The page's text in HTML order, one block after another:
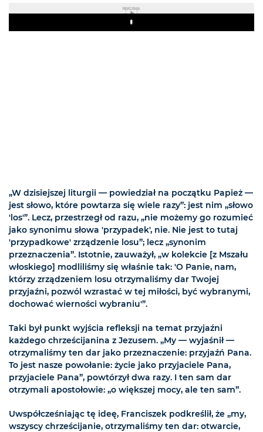
REKLAMA
Play
„W dzisiejszej liturgii — powiedział na początku Papież —
jest słowo, które powtarza się wiele razy”: jest nim „słowo
'los'”. Lecz, przestrzegł od razu, „nie możemy go rozumieć
jako synonimu słowa 'przypadek', nie. Nie jest to tutaj
'przypadkowe' zrządzenie losu”; lecz „synonim
przeznaczenia”. Istotnie, zauważył, „w kolekcie [z Mszału
włoskiego] modliliśmy się właśnie tak: 'O Panie, nam,
którzy zrządzeniem losu otrzymaliśmy dar Twojej
przyjaźni, pozwól wzrastać w tej miłości, być wybranymi,
dochować wierności wybraniu'”.
Taki był punkt wyjścia refleksji na temat przyjaźni
każdego chrześcijanina z Jezusem. „My — wyjaśnił —
otrzymaliśmy ten dar jako przeznaczenie: przyjaźń Pana.
To jest nasze powołanie: życie jako przyjaciele Pana,
przyjaciele Pana”, powtórzył dwa razy. I ten sam dar
otrzymali apostołowie: „o większej mocy, ale ten sam”.
Uwspółcześniając tę ideę, Franciszek podkreślił, że „my,
wszyscy chrześcijanie, otrzymaliśmy ten dar: otwarcie,